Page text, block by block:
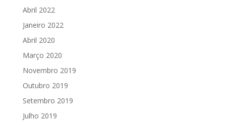
Abril 2022
Janeiro 2022
Abril 2020
Março 2020
Novembro 2019
Outubro 2019
Setembro 2019
Julho 2019